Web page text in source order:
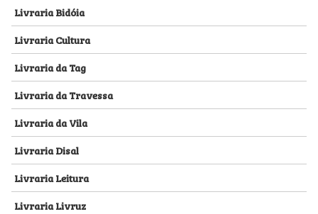
Livraria Bidóia
Livraria Cultura
Livraria da Tag
Livraria da Travessa
Livraria da Vila
Livraria Disal
Livraria Leitura
Livraria Livruz